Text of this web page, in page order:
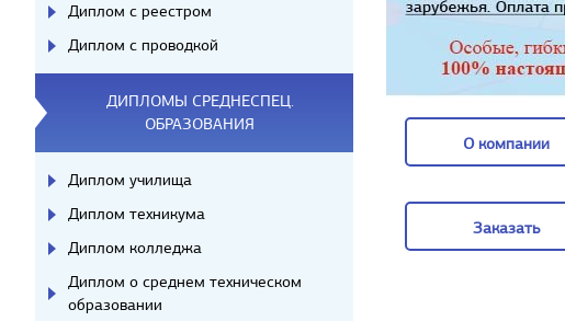
О компании
Заказать
Диплом с реестром
Диплом с проводкой
ДИПЛОМЫ СРЕДНЕСПЕЦ.
ОБРАЗОВАНИЯ
Диплом училища
Диплом техникума
Диплом колледжа
Диплом о среднем техническом
образовании